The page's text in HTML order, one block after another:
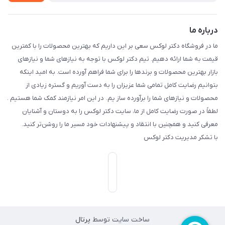
درباره ما
ما در فروشگاه دکتر لوکس سعی بر این داریم که بهترین محصولات را با کمترین
قیمت به شما ارائه دهیم. تیم دکتر لوکس با توجه به نیازهای شما و نیازهای
بازار بهترین محصولات و برندها را برای شما فراهم آورده است. به امید اینکه
بتوانیم رضایت کامل تمامی شما عزیزان را به دست آوریم و گستره زیادی از
محصولات و نیازهای شما را برآورده ساز یم. در این امر نیازمند کمک شما هستیم .
لطفاً در صورت رضایت کامل از ما، سایت دکتر لوکس را به دوستان و آشنایان
معرفی کنید و همچنین با انتقاد و پیشنهادات خود مسیر ما را روشن‌تر کنید.
با تشکر مدیریت دکتر لوکس
ساخت سایت توسط پرتال